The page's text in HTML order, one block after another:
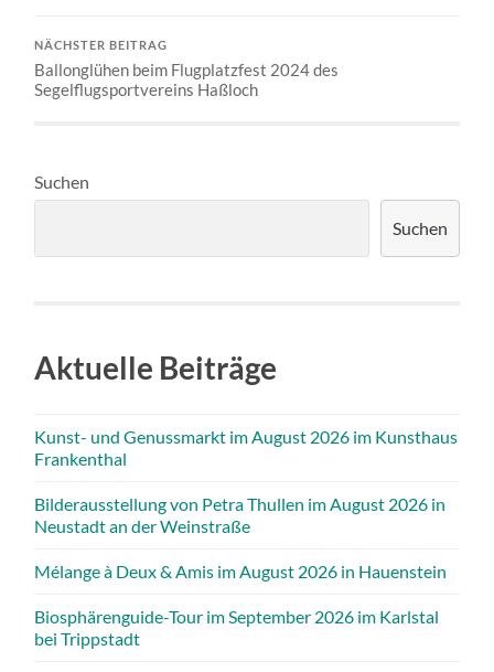
NÄCHSTER BEITRAG
Ballonglühen beim Flugplatzfest 2024 des
Segelflugsportvereins Haßloch
Suchen
Suchen
Aktuelle Beiträge
Kunst- und Genussmarkt im August 2026 im Kunsthaus
Frankenthal
Bilderausstellung von Petra Thullen im August 2026 in
Neustadt an der Weinstraße
Mélange à Deux & Amis im August 2026 in Hauenstein
Biosphärenguide-Tour im September 2026 im Karlstal
bei Trippstadt